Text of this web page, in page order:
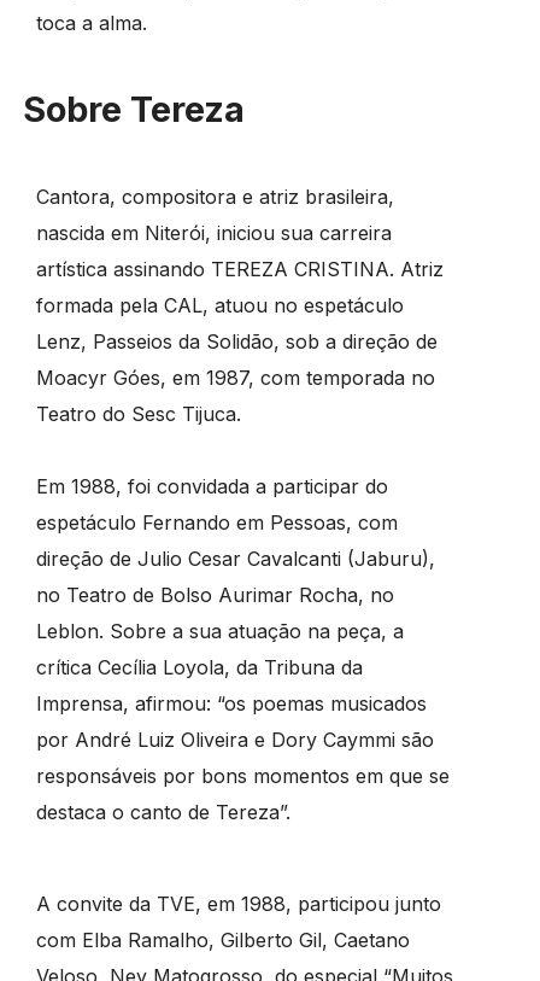
toca a alma.
Sobre Tereza
Cantora, compositora e atriz brasileira,
nascida em Niterói, iniciou sua carreira
artística assinando TEREZA CRISTINA. Atriz
formada pela CAL, atuou no espetáculo
Lenz, Passeios da Solidão, sob a direção de
Moacyr Góes, em 1987, com temporada no
Teatro do Sesc Tijuca.
Em 1988, foi convidada a participar do
espetáculo Fernando em Pessoas, com
direção de Julio Cesar Cavalcanti (Jaburu),
no Teatro de Bolso Aurimar Rocha, no
Leblon. Sobre a sua atuação na peça, a
crítica Cecília Loyola, da Tribuna da
Imprensa, afirmou: “os poemas musicados
por André Luiz Oliveira e Dory Caymmi são
responsáveis por bons momentos em que se
destaca o canto de Tereza”.
A convite da TVE, em 1988, participou junto
com Elba Ramalho, Gilberto Gil, Caetano
Veloso, Ney Matogrosso, do especial “Muitos